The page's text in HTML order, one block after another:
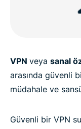
VPN veya sanal
arasında güvenli
müdahale ve
Güvenli bir VPN